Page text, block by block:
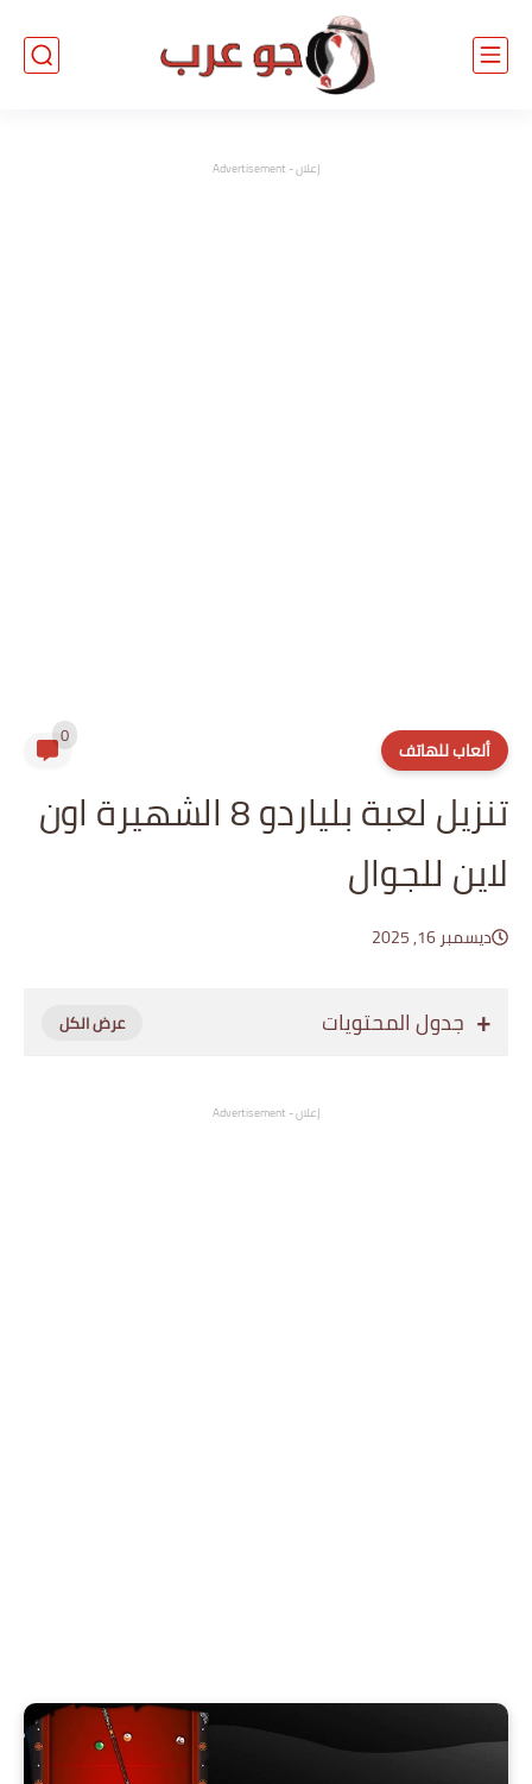
إعلان - Advertisement
ألعاب للهاتف 0
تنزيل لعبة بلياردو 8 الشهيرة اون
لاين للجوال
ديسمبر 16, 2025
جدول المحتويات
إعلان - Advertisement